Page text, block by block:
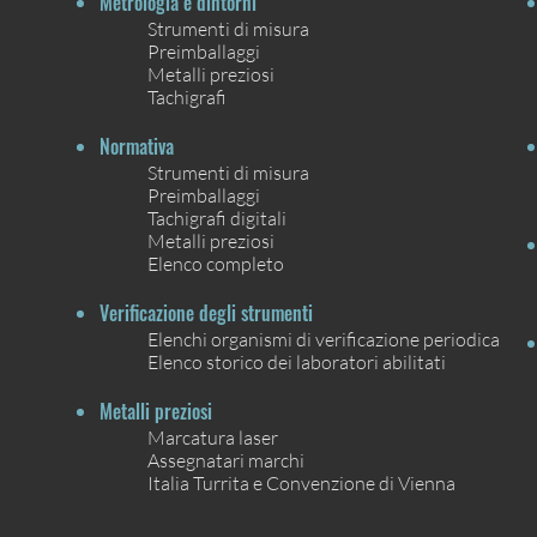
Strumenti di misura
Preimballaggi
Metalli preziosi
Tachigrafi
Normativa
Strumenti di misura
Preimballaggi
Tachigrafi digitali
Metalli preziosi
Elenco completo
Verificazione degli strumenti
Elenchi organismi di verificazione periodica
Elenco storico dei laboratori abilitati
Metalli preziosi
Marcatura laser
Assegnatari marchi
Italia Turrita e Convenzione di Vienna